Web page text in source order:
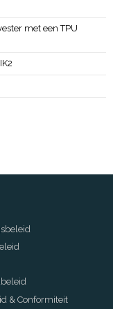
met een TPU
& Conformiteit